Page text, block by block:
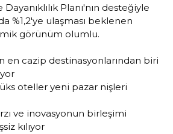
Planı'nın desteğiyle
%1,2'ye ulaşması beklenen
görünüm olumlu.
en cazip destinasyonlarından biri
oteller yeni pazar nişleri
ve inovasyonun birleşimi
kılıyor